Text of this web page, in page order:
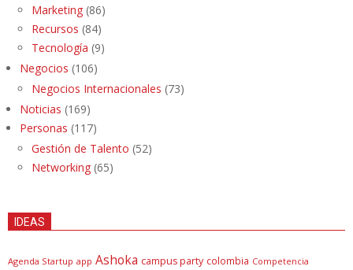
Marketing (86)
Recursos (84)
Tecnología (9)
Negocios (106)
Negocios Internacionales (73)
Noticias (169)
Personas (117)
Gestión de Talento (52)
Networking (65)
IDEAS
Agenda Startup app Ashoka campus party colombia Competencia